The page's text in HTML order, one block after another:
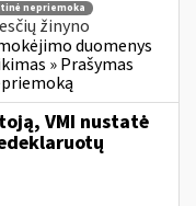
nepriemoka
žinyno
duomenys
» Prašymas
VMI nustatė